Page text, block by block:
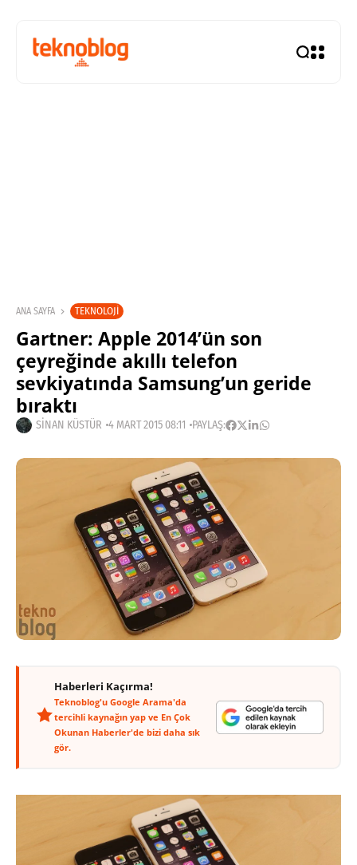
ANA SAYFA TEKNOLOJI
Gartner: Apple 2014’ün son
çeyreğinde akıllı telefon
sevkiyatında Samsung’un geride
bıraktı
SINAN KÜSTÜR 4 MART 2015 08:11 PAYLAŞ:
Haberleri Kaçırma!
Teknoblog'u Google Arama'da
tercihli kaynağın yap ve En Çok
Okunan Haberler'de bizi daha sık
gör.